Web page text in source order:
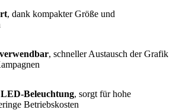
, dank kompakter Größe und
, schneller Austausch der Grafik
Beleuchtung, sorgt für hohe
Betriebskosten